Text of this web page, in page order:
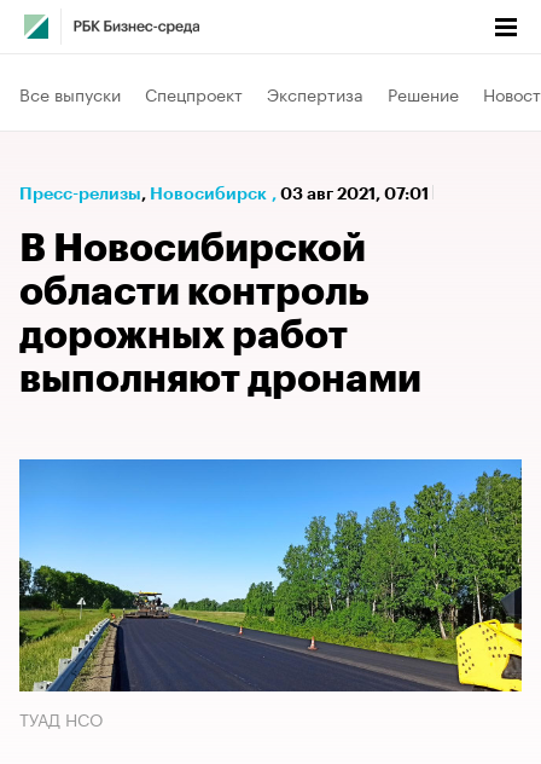
Все выпуски Спецпроект Экспертиза Решение
Пресс-релизы⁠, Новосибирск , 03 авг 2021, 07:01
В Новосибирской
области контроль
дорожных работ
выполняют дронами
ТУАД НСО